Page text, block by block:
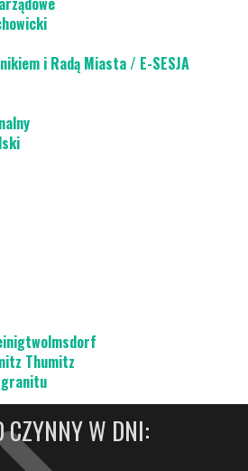
i Radą Miasta / E-SESJA
Thumitz
granitu
CZYNNY W DNI: